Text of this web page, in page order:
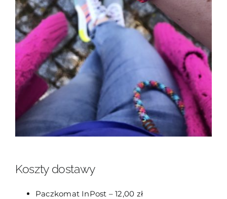
Koszty dostawy
Paczkomat InPost – 12,00 zł